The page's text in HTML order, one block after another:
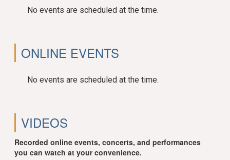
No events are scheduled at the time.
ONLINE EVENTS
No events are scheduled at the time.
VIDEOS
Recorded online events, concerts, and performances
you can watch at your convenience.